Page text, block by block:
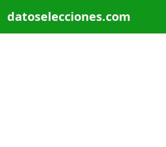
datoselecciones.com